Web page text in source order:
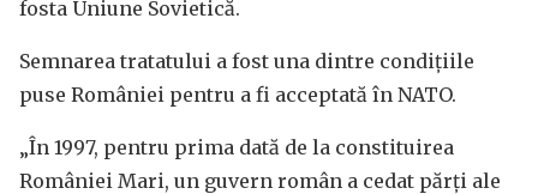
fosta Uniune Sovietică.
Semnarea tratatului a fost una dintre condițiile
puse României pentru a fi acceptată în NATO.
„În 1997, pentru prima dată de la constituirea
României Mari, un guvern român a cedat părți ale